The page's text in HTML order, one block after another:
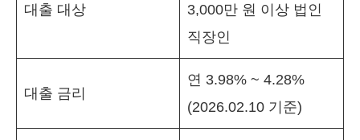
대출 대상
3,000만 원 이상 법인
직장인
대출 금리
연 3.98% ~ 4.28%
(2026.02.10 기준)